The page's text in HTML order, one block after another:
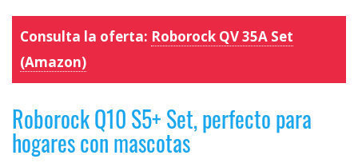
Consulta la oferta: Roborock QV 35A Set
(Amazon)
Roborock Q10 S5+ Set, perfecto para
hogares con mascotas